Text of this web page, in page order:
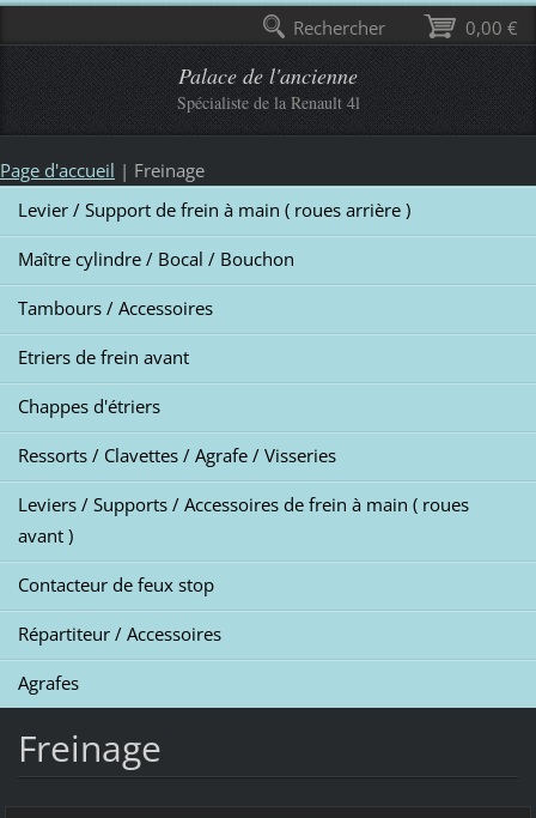
Palace de l'ancienne
Spécialiste de la Renault 4l
Page d'accueil | Freinage
Levier / Support de frein à main ( roues arrière )
Maître cylindre / Bocal / Bouchon
Tambours / Accessoires
Etriers de frein avant
Chappes d'étriers
Ressorts / Clavettes / Agrafe / Visseries
Leviers / Supports / Accessoires de frein à main ( roues
avant )
Contacteur de feux stop
Répartiteur / Accessoires
Agrafes
Freinage
0,00 €
Rechercher